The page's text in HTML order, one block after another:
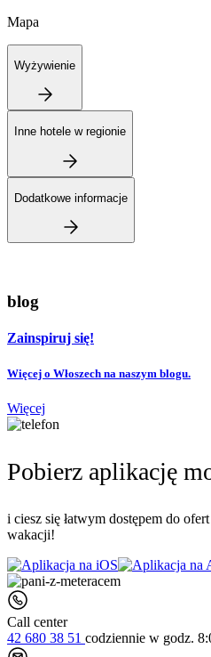
Mapa
Wyżywienie
Inne hotele w regionie
Dodatkowe informacje
blog
Zainspiruj się!
Więcej o Włoszech na naszym blogu.
Więcej
Pobierz aplikację
i ciesz się łatwym dostępem do
wakacji!
Call center
42 680 38 51 codziennie w godz.